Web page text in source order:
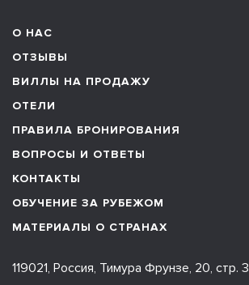
О НАС
ОТЗЫВЫ
ВИЛЛЫ НА ПРОДАЖУ
ОТЕЛИ
ПРАВИЛА БРОНИРОВАНИЯ
ВОПРОСЫ И ОТВЕТЫ
КОНТАКТЫ
ОБУЧЕНИЕ ЗА РУБЕЖОМ
МАТЕРИАЛЫ О СТРАНАХ
119021, Россия, Тимура Фрунзе, 20, стр. 3